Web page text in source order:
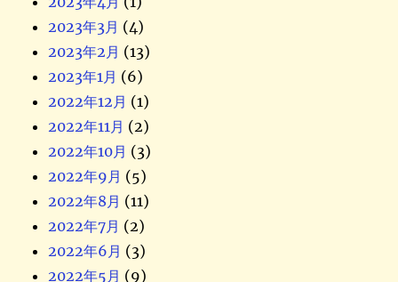
2023年3月 (4)
2023年2月 (13)
2023年1月 (6)
2022年12月 (1)
2022年11月 (2)
2022年10月 (3)
2022年9月 (5)
2022年8月 (11)
2022年7月 (2)
2022年6月 (3)
2022年5月 (9)